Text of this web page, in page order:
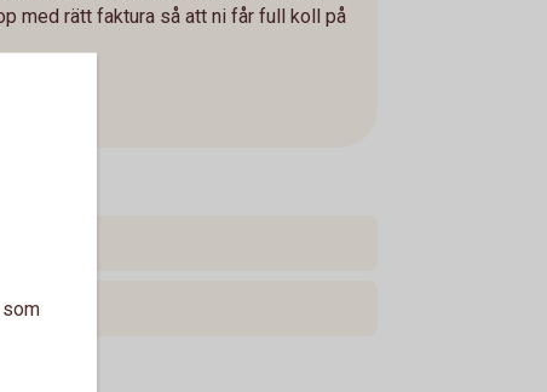
med rätt faktura så att ni får full koll på